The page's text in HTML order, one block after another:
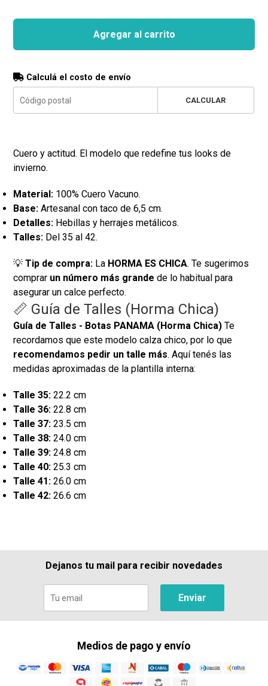
Agregar al carrito
Calculá el costo de envío
CALCULAR
Cuero y actitud. El modelo que redefine tus looks de
invierno.
Material: 100% Cuero Vacuno.
Base: Artesanal con taco de 6,5 cm.
Detalles: Hebillas y herrajes metálicos.
Talles: Del 35 al 42.
💡Tip de compra: La HORMA ES CHICA. Te sugerimos
comprar un número más grande de lo habitual para
asegurar un calce perfecto.
📏 Guía de Talles (Horma Chica)
Guía de Talles - Botas PANAMA (Horma Chica) Te
recordamos que este modelo calza chico, por lo que
recomendamos pedir un talle más. Aquí tenés las
medidas aproximadas de la plantilla interna:
Talle 35: 22.2 cm
Talle 36: 22.8 cm
Talle 37: 23.5 cm
Talle 38: 24.0 cm
Talle 39: 24.8 cm
Talle 40: 25.3 cm
Talle 41: 26.0 cm
Talle 42: 26.6 cm
Dejanos tu mail para recibir novedades
Enviar
Medios de pago y envío